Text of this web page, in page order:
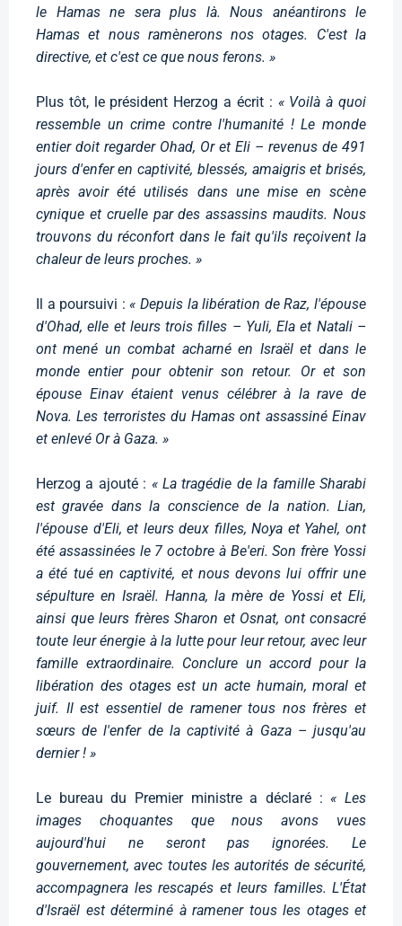
le Hamas ne sera plus là. Nous anéantirons le
Hamas et nous ramènerons nos otages. C'est la
directive, et c'est ce que nous ferons. »
Plus tôt, le président Herzog a écrit : « Voilà à quoi
ressemble un crime contre l'humanité ! Le monde
entier doit regarder Ohad, Or et Eli – revenus de 491
jours d'enfer en captivité, blessés, amaigris et brisés,
après avoir été utilisés dans une mise en scène
cynique et cruelle par des assassins maudits. Nous
trouvons du réconfort dans le fait qu'ils reçoivent la
chaleur de leurs proches. »
Il a poursuivi :« Depuis la libération de Raz, l'épouse
d'Ohad, elle et leurs trois filles – Yuli, Ela et Natali –
ont mené un combat acharné en Israël et dans le
monde entier pour obtenir son retour. Or et son
épouse Einav étaient venus célébrer à la rave de
Nova. Les terroristes du Hamas ont assassiné Einav
et enlevé Or à Gaza. »
Herzog a ajouté : « La tragédie de la famille Sharabi
est gravée dans la conscience de la nation. Lian,
l'épouse d'Eli, et leurs deux filles, Noya et Yahel, ont
été assassinées le 7 octobre à Be'eri. Son frère Yossi
a été tué en captivité, et nous devons lui offrir une
sépulture en Israël. Hanna, la mère de Yossi et Eli,
ainsi que leurs frères Sharon et Osnat, ont consacré
toute leur énergie à la lutte pour leur retour, avec leur
famille extraordinaire. Conclure un accord pour la
libération des otages est un acte humain, moral et
juif. Il est essentiel de ramener tous nos frères et
sœurs de l'enfer de la captivité à Gaza – jusqu'au
dernier ! »
Le bureau du Premier ministre a déclaré :« Les
images choquantes que nous avons vues
aujourd'hui ne seront pas ignorées. Le
gouvernement, avec toutes les autorités de sécurité,
accompagnera les rescapés et leurs familles. L'État
d'Israël est déterminé à ramener tous les otages et